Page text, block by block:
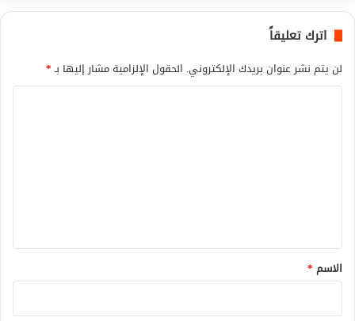
اترك تعليقاً
لن يتم نشر عنوان بريدك الإلكتروني. الحقول الإلزامية مشار إليها بـ*
*
الاسم *